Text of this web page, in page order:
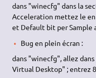
dans "winecfg" dans la
Acceleration mettez le
et Default bit per Sample
Bug en plein écran :
dans "winecfg", allez
Virtual Desktop" ; entrez